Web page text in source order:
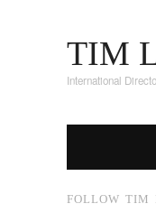
TIM
International
FOLLOW TIM